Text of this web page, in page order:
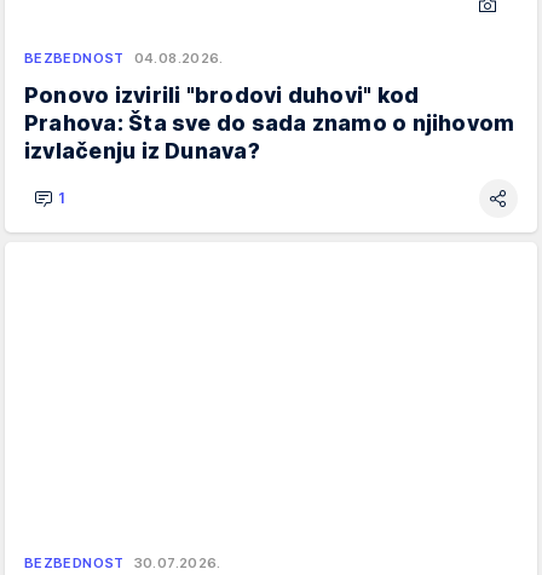
BEZBEDNOST 04.08.2026.
Ponovo izvirili "brodovi duhovi" kod
Prahova: Šta sve do sada znamo o njihovom
izvlačenju iz Dunava?
1
BEZBEDNOST 30.07.2026.